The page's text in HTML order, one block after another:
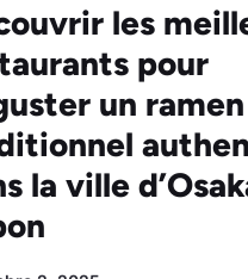
les
pour
un ramen
la ville